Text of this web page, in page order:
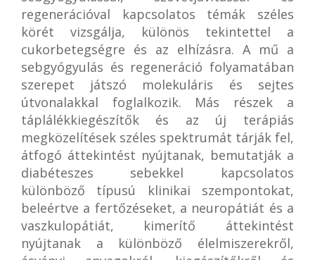
regenerációval kapcsolatos témák széles
körét vizsgálja, különös tekintettel a
cukorbetegségre és az elhízásra. A mű a
sebgyógyulás és regeneráció folyamatában
szerepet játszó molekuláris és sejtes
útvonalakkal foglalkozik. Más részek a
táplálékkiegészítők és az új terápiás
megközelítések széles spektrumát tárják fel,
átfogó áttekintést nyújtanak, bemutatják a
diabéteszes sebekkel kapcsolatos
különböző típusú klinikai szempontokat,
beleértve a fertőzéseket, a neuropátiát és a
vaszkulopátiát, kimerítő áttekintést
nyújtanak a különböző élelmiszerekről,